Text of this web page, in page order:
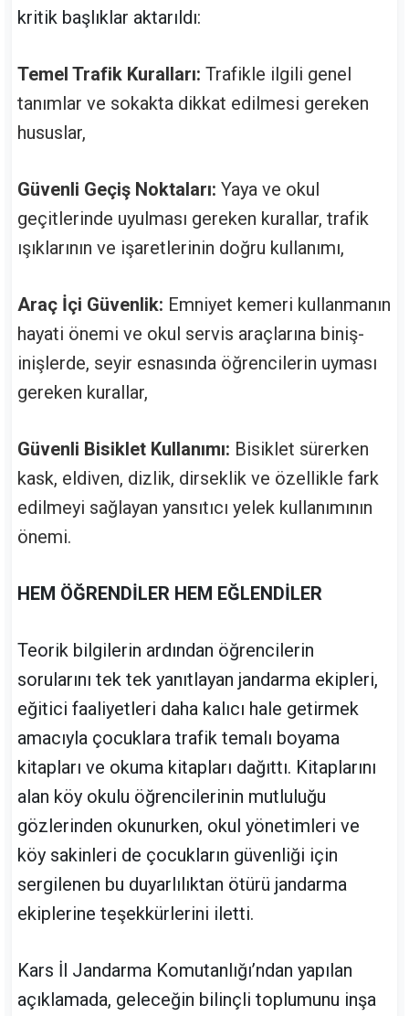
kritik başlıklar aktarıldı:
Temel Trafik Kuralları: Trafikle ilgili genel
tanımlar ve sokakta dikkat edilmesi gereken
hususlar,
Güvenli Geçiş Noktaları: Yaya ve okul
geçitlerinde uyulması gereken kurallar, trafik
ışıklarının ve işaretlerinin doğru kullanımı,
Araç İçi Güvenlik: Emniyet kemeri kullanmanın
hayati önemi ve okul servis araçlarına biniş-
inişlerde, seyir esnasında öğrencilerin uyması
gereken kurallar,
Güvenli Bisiklet Kullanımı: Bisiklet sürerken
kask, eldiven, dizlik, dirseklik ve özellikle fark
edilmeyi sağlayan yansıtıcı yelek kullanımının
önemi.
HEM ÖĞRENDİLER HEM EĞLENDİLER
Teorik bilgilerin ardından öğrencilerin
sorularını tek tek yanıtlayan jandarma ekipleri,
eğitici faaliyetleri daha kalıcı hale getirmek
amacıyla çocuklara trafik temalı boyama
kitapları ve okuma kitapları dağıttı. Kitaplarını
alan köy okulu öğrencilerinin mutluluğu
gözlerinden okunurken, okul yönetimleri ve
köy sakinleri de çocukların güvenliği için
sergilenen bu duyarlılıktan ötürü jandarma
ekiplerine teşekkürlerini iletti.
Kars İl Jandarma Komutanlığı’ndan yapılan
açıklamada, geleceğin bilinçli toplumunu inşa